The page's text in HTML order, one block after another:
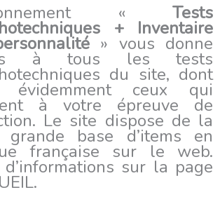
« Tests
+ Inventaire
» vous donne
à tous les tests
du site, dont
évidemment ceux qui
à votre épreuve de
Le site dispose de la
grande base d’items en
française sur le web.
sur la page